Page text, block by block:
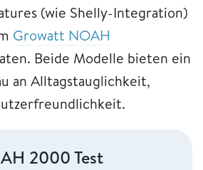
(wie Shelly-Integration)
Growatt NOAH
Beide Modelle bieten ein
an Alltagstauglichkeit,
2000 Test